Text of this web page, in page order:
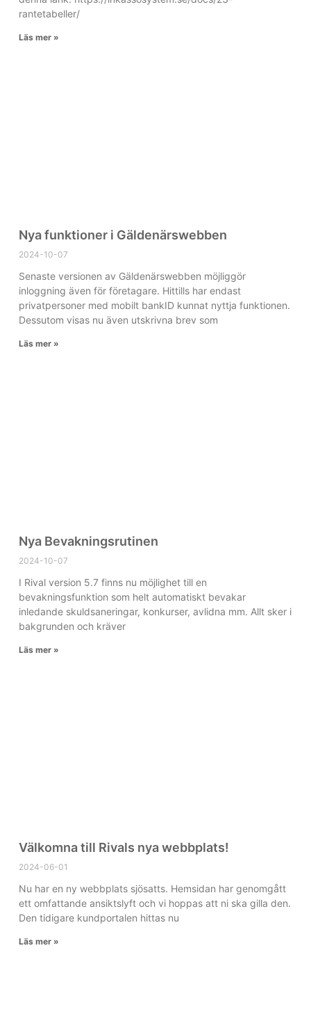
rantetabeller/
Läs mer »
Nya funktioner i Gäldenärswebben
2024-10-07
Senaste versionen av Gäldenärswebben möjliggör
inloggning även för företagare. Hittills har endast
privatpersoner med mobilt bankID kunnat nyttja funktionen.
Dessutom visas nu även utskrivna brev som
Läs mer »
Nya Bevakningsrutinen
2024-10-07
I Rival version 5.7 finns nu möjlighet till en
bevakningsfunktion som helt automatiskt bevakar
inledande skuldsaneringar, konkurser, avlidna mm. Allt sker i
bakgrunden och kräver
Läs mer »
Välkomna till Rivals nya webbplats!
2024-06-01
Nu har en ny webbplats sjösatts. Hemsidan har genomgått
ett omfattande ansiktslyft och vi hoppas att ni ska gilla den.
Den tidigare kundportalen hittas nu
Läs mer »